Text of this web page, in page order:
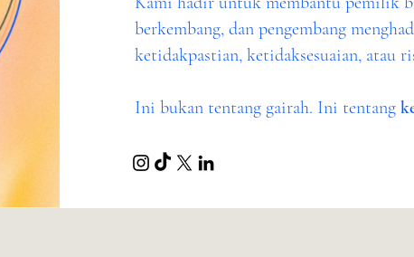
berkembang, dan pengembang
ketidakpastian, ketidaksesuaian, atau
Ini bukan tentang gairah. Ini tentang